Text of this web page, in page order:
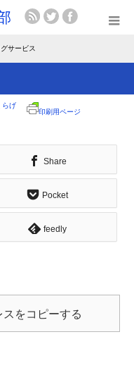
サービス
らげ
印刷用ページ
Share
Pocket
feedly
をコピーする